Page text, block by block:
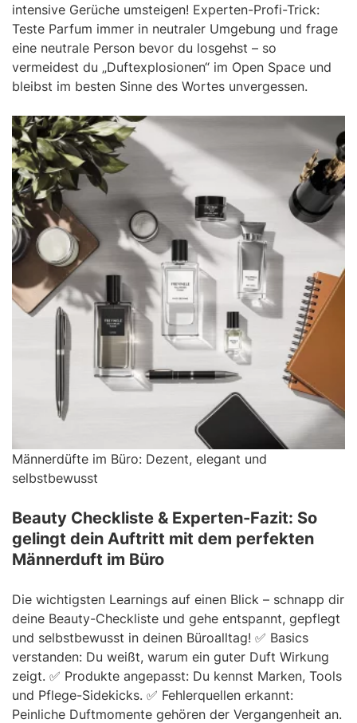
intensive Gerüche umsteigen! Experten-Profi-Trick:
Teste Parfum immer in neutraler Umgebung und frage
eine neutrale Person bevor du losgehst – so
vermeidest du „Duftexplosionen“ im Open Space und
bleibst im besten Sinne des Wortes unvergessen.
Männerdüfte im Büro: Dezent, elegant und
selbstbewusst
Beauty Checkliste & Experten-Fazit: So
gelingt dein Auftritt mit dem perfekten
Männerduft im Büro
Die wichtigsten Learnings auf einen Blick – schnapp dir
deine Beauty-Checkliste und gehe entspannt, gepflegt
und selbstbewusst in deinen Büroalltag! ✅ Basics
verstanden: Du weißt, warum ein guter Duft Wirkung
zeigt. ✅ Produkte angepasst: Du kennst Marken, Tools
und Pflege-Sidekicks. ✅ Fehlerquellen erkannt:
Peinliche Duftmomente gehören der Vergangenheit an.